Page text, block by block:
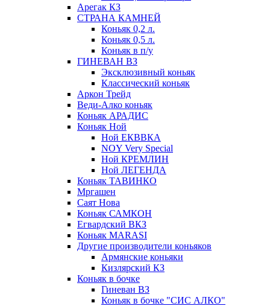
Арегак КЗ
СТРАНА КАМНЕЙ
Коньяк 0,2 л.
Коньяк 0,5 л.
Коньяк в п/у
ГИНЕВАН ВЗ
Эксклюзивный коньяк
Классический коньяк
Аркон Трейд
Веди-Алко коньяк
Коньяк АРАДИС
Коньяк Ной
Ной ЕКВВКА
NOY Very Special
Ной КРЕМЛИН
Ной ЛЕГЕНДА
Коньяк ТАВИНКО
Мргашен
Саят Нова
Коньяк САМКОН
Егвардский ВКЗ
Коньяк MARASI
Другие производители коньяков
Армянские коньяки
Кизлярский КЗ
Коньяк в бочке
Гиневан ВЗ
Коньяк в бочке "СИС АЛКО"